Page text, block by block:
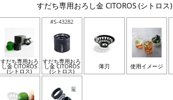
すだち専用おろし金 CITOROS (シトロス)
すだち専用おろ
し金 CITOROS
(シトロス)
#S-43282
すだち専用おろ
し金 CITOROS
(シトロス)
薄刃 使用イメージ